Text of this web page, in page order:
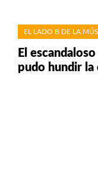
EL LADO B DE LA
El
pudo hundir la